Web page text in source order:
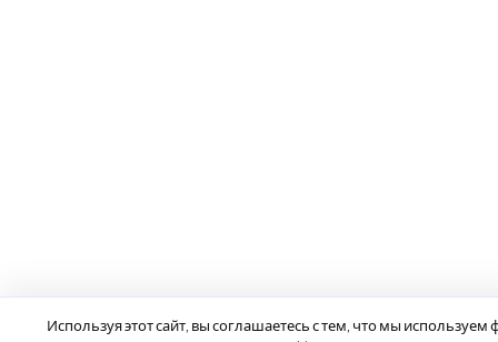
Используя этот сайт, вы соглашаетесь с тем, что мы используем